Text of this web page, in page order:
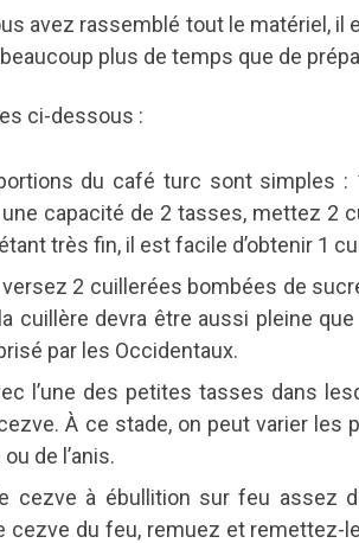
avez rassemblé tout le matériel, il
plus de temps que de
ci-dessous :
du café turc sont simples :
capacité de 2 tasses, mettez 2
très fin, il est facile d’obtenir 1
versez 2 cuillerées bombées de
cuillère devra être aussi pleine
par les Occidentaux.
l’une des petites tasses dans
À ce stade, on peut varier les
de l’anis.
cezve à ébullition sur feu assez
cezve du feu, remuez et remettez-